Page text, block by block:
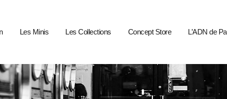
Les Minis Les Collections Concept Store L’ADN de